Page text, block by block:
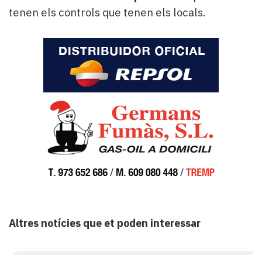
tenen els controls que tenen els locals.
Altres notícies que et poden interessar